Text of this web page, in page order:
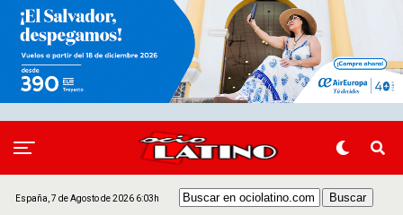
España, 7 de Agosto de 2026 6:03h